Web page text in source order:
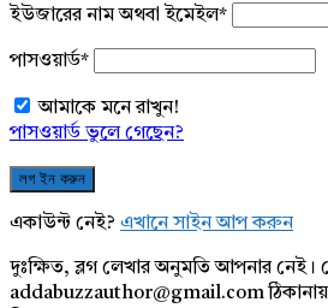
ইউজারের নাম অথবা ইমেইল*
পাসওয়ার্ড*
আমাকে মনে রাখুন!
পাসওয়ার্ড ভুলে গেছেন?
একাউন্ট নেই? এখানে সাইন আপ করুন
দুঃক্ষিত, ব্লগ লেখার অনুমতি আপনার
addabuzzauthor@gmail.com